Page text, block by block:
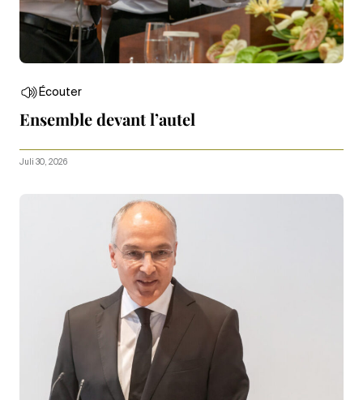
Écouter
Ensemble devant l’autel
Juli 30, 2026